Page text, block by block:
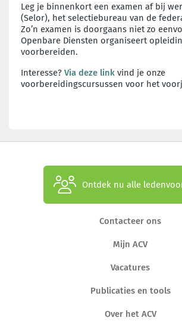
Leg je binnenkort een examen af bij
(Selor), het selectiebureau van de
Zo’n examen is doorgaans niet zo
Openbare Diensten organiseert
voorbereiden.
Interesse? Via deze link vind je onze
voorbereidingscursussen voor het
Ontdek nu alle
Contacteer ons
Mijn ACV
Vacatures
Publicaties en tools
Over het ACV